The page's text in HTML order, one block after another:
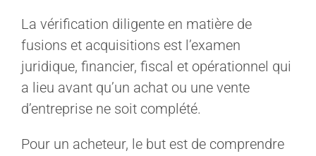
La vérification diligente en matière de
fusions et acquisitions est l’examen
juridique, financier, fiscal et opérationnel qui
a lieu avant qu’un achat ou une vente
d’entreprise ne soit complété.
Pour un acheteur, le but est de comprendre